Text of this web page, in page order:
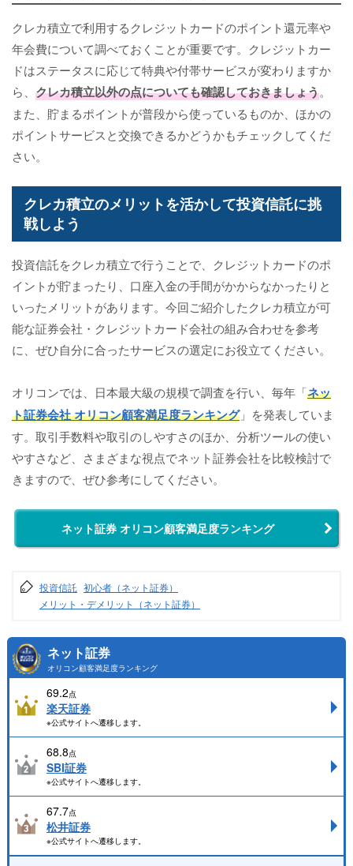
クレカ積立で利用するクレジットカードのポイント還元率や
年会費について調べておくことが重要です。クレジットカー
ドはステータスに応じて特典や付帯サービスが変わりますか
ら、 クレカ積立以外の点についても確認しておきましょう。
また、貯まるポイントが普段から使っているものか、ほかの
ポイントサービスと交換できるかどうかもチェックしてくだ
さい。
クレカ積立のメリットを活かして投資信託に挑
戦しよう
投資信託をクレカ積立で行うことで、クレジットカードのポ
イントが貯まったり、口座入金の手間がかからなかったりと
いったメリットがあります。今回ご紹介したクレカ積立が可
能な証券会社・クレジットカード会社の組み合わせを参考
に、ぜひ自分に合ったサービスの選定にお役立てください。
オリコンでは、日本最大級の規模で調査を行い、毎年「ネッ
ト証券会社 オリコン顧客満足度ランキング」を発表していま
す。取引手数料や取引のしやすさのほか、分析ツールの使い
やすさなど、さまざまな視点でネット証券会社を比較検討で
きますので、ぜひ参考にしてください。
ネット証券 オリコン顧客満足度ランキング
投資信託 初心者（ネット証券）
メリット・デメリット（ネット証券）
ネット証券
オリコン顧客満足度ランキング
69.2点
楽天証券
※公式サイトへ遷移します。
68.8点
SBI証券
※公式サイトへ遷移します。
67.7点
松井証券
※公式サイトへ遷移します。